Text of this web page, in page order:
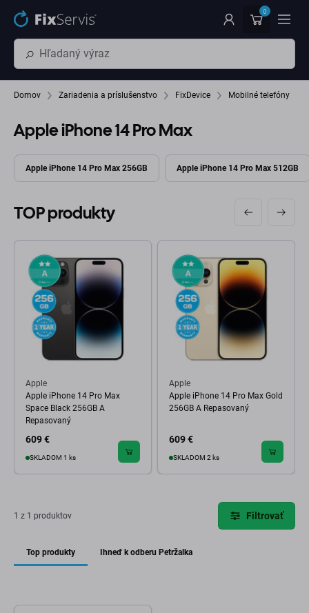
Preskočiť na hlavný obsah 0
Domov Zariadenia a príslušenstvo FixDevice Mobilné telefóny
Apple iPhone 14 Pro Max
Apple iPhone 14 Pro Max 256GB Apple iPhone 14 Pro Max 512GB
TOP produkty
Apple
Apple iPhone 14 Pro Max
Space Black 256GB A
Repasovaný
609 €
SKLADOM 1 ks
Apple
Apple iPhone 14 Pro Max Gold
256GB A Repasovaný
609 €
SKLADOM 2 ks
1 z 1 produktov Filtrovať
Top produkty Ihneď k odberu Petržalka